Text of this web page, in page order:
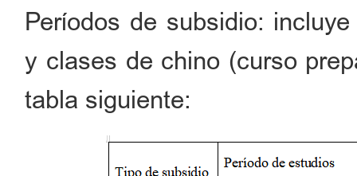
Períodos de subsidio:
y clases de chino (curso
tabla siguiente: